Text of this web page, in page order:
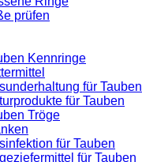
prüfen
Kennringe
für Tauben
für Tauben
Tröge
für Tauben
für Tauben